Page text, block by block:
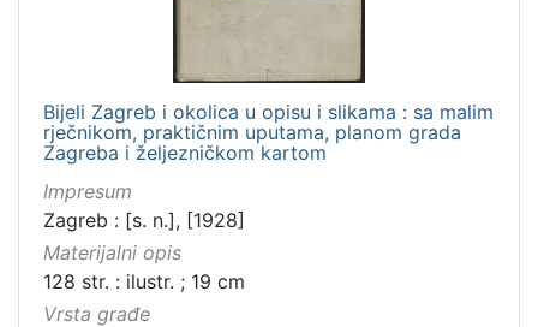
Bijeli Zagreb i okolica u opisu i slikama : sa malim
rječnikom, praktičnim uputama, planom grada
Zagreba i željezničkom kartom
Impresum
Zagreb : [s. n.], [1928]
Materijalni opis
128 str. : ilustr. ; 19 cm
Vrsta građe